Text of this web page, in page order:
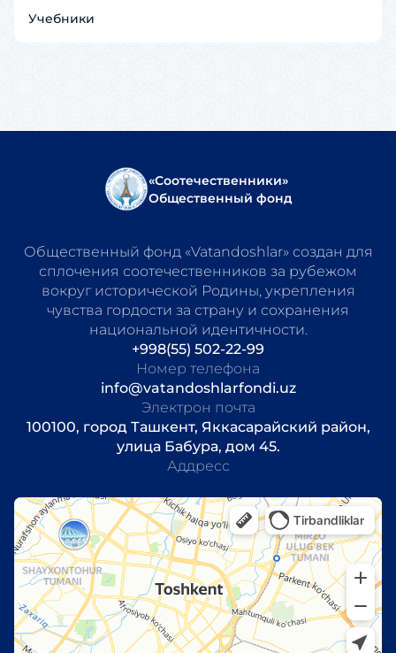
Учебники
«Соотечественники»
Общественный фонд
Общественный фонд «Vatandoshlar» создан для
сплочения соотечественников за рубежом
вокруг исторической Родины, укрепления
чувства гордости за страну и сохранения
национальной идентичности.
+998(55) 502-22-99
Номер телефона
info@vatandoshlarfondi.uz
Электрон почта
100100, город Ташкент, Яккасарайский район,
улица Бабура, дом 45.
Аддресс